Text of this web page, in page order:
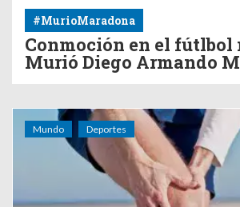
#MurioMaradona
Conmoción en el
Murió Diego Armando
Mundo Deportes